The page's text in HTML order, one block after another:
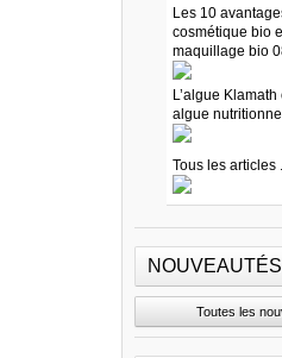
Les 10
cosmétique bio
maquillage bio
L’algue Klamath
algue
Tous les articles ...
NOUVEAUTÉS
Toutes les